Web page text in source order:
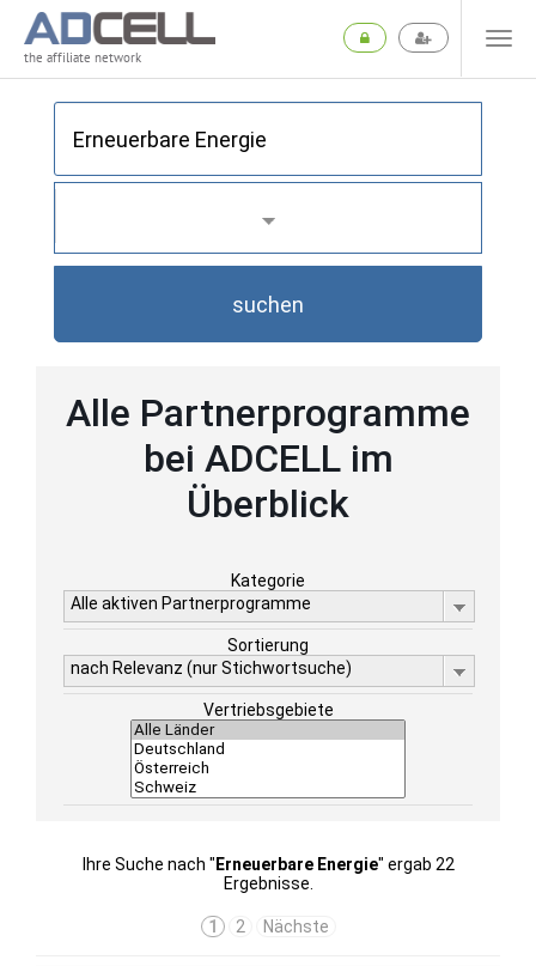
the affiliate network
suchen
Alle Partnerprogramme
bei ADCELL im
Überblick
Kategorie
Alle aktiven Partnerprogramme
Sortierung
nach Relevanz (nur Stichwortsuche)
Vertriebsgebiete
Ihre Suche nach " Erneuerbare Energie" ergab 22
Ergebnisse.
1 2 Nächste